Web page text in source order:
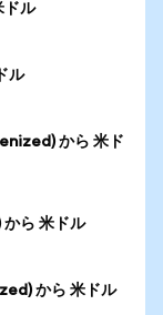
ドル
ル
から 米ド
ら 米ドル
から 米ドル